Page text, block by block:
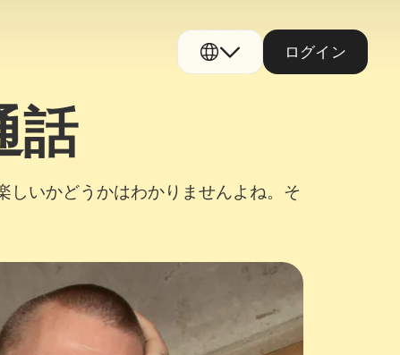
ログイン
話
しいかどうかはわかりませんよね。そ